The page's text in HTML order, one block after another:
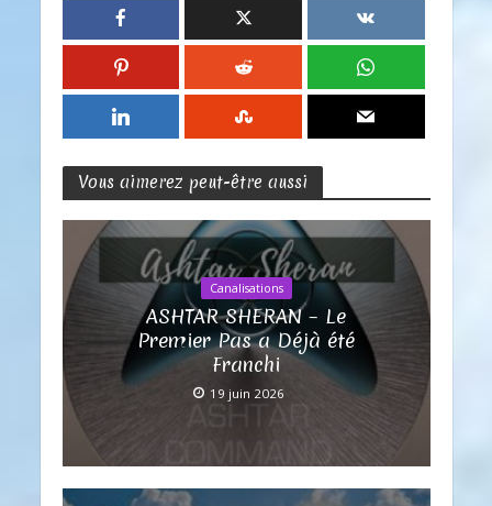
Vous aimerez peut-être aussi
Canalisations
ASHTAR SHERAN – Le
Premier Pas a Déjà été
Franchi
19 juin 2026